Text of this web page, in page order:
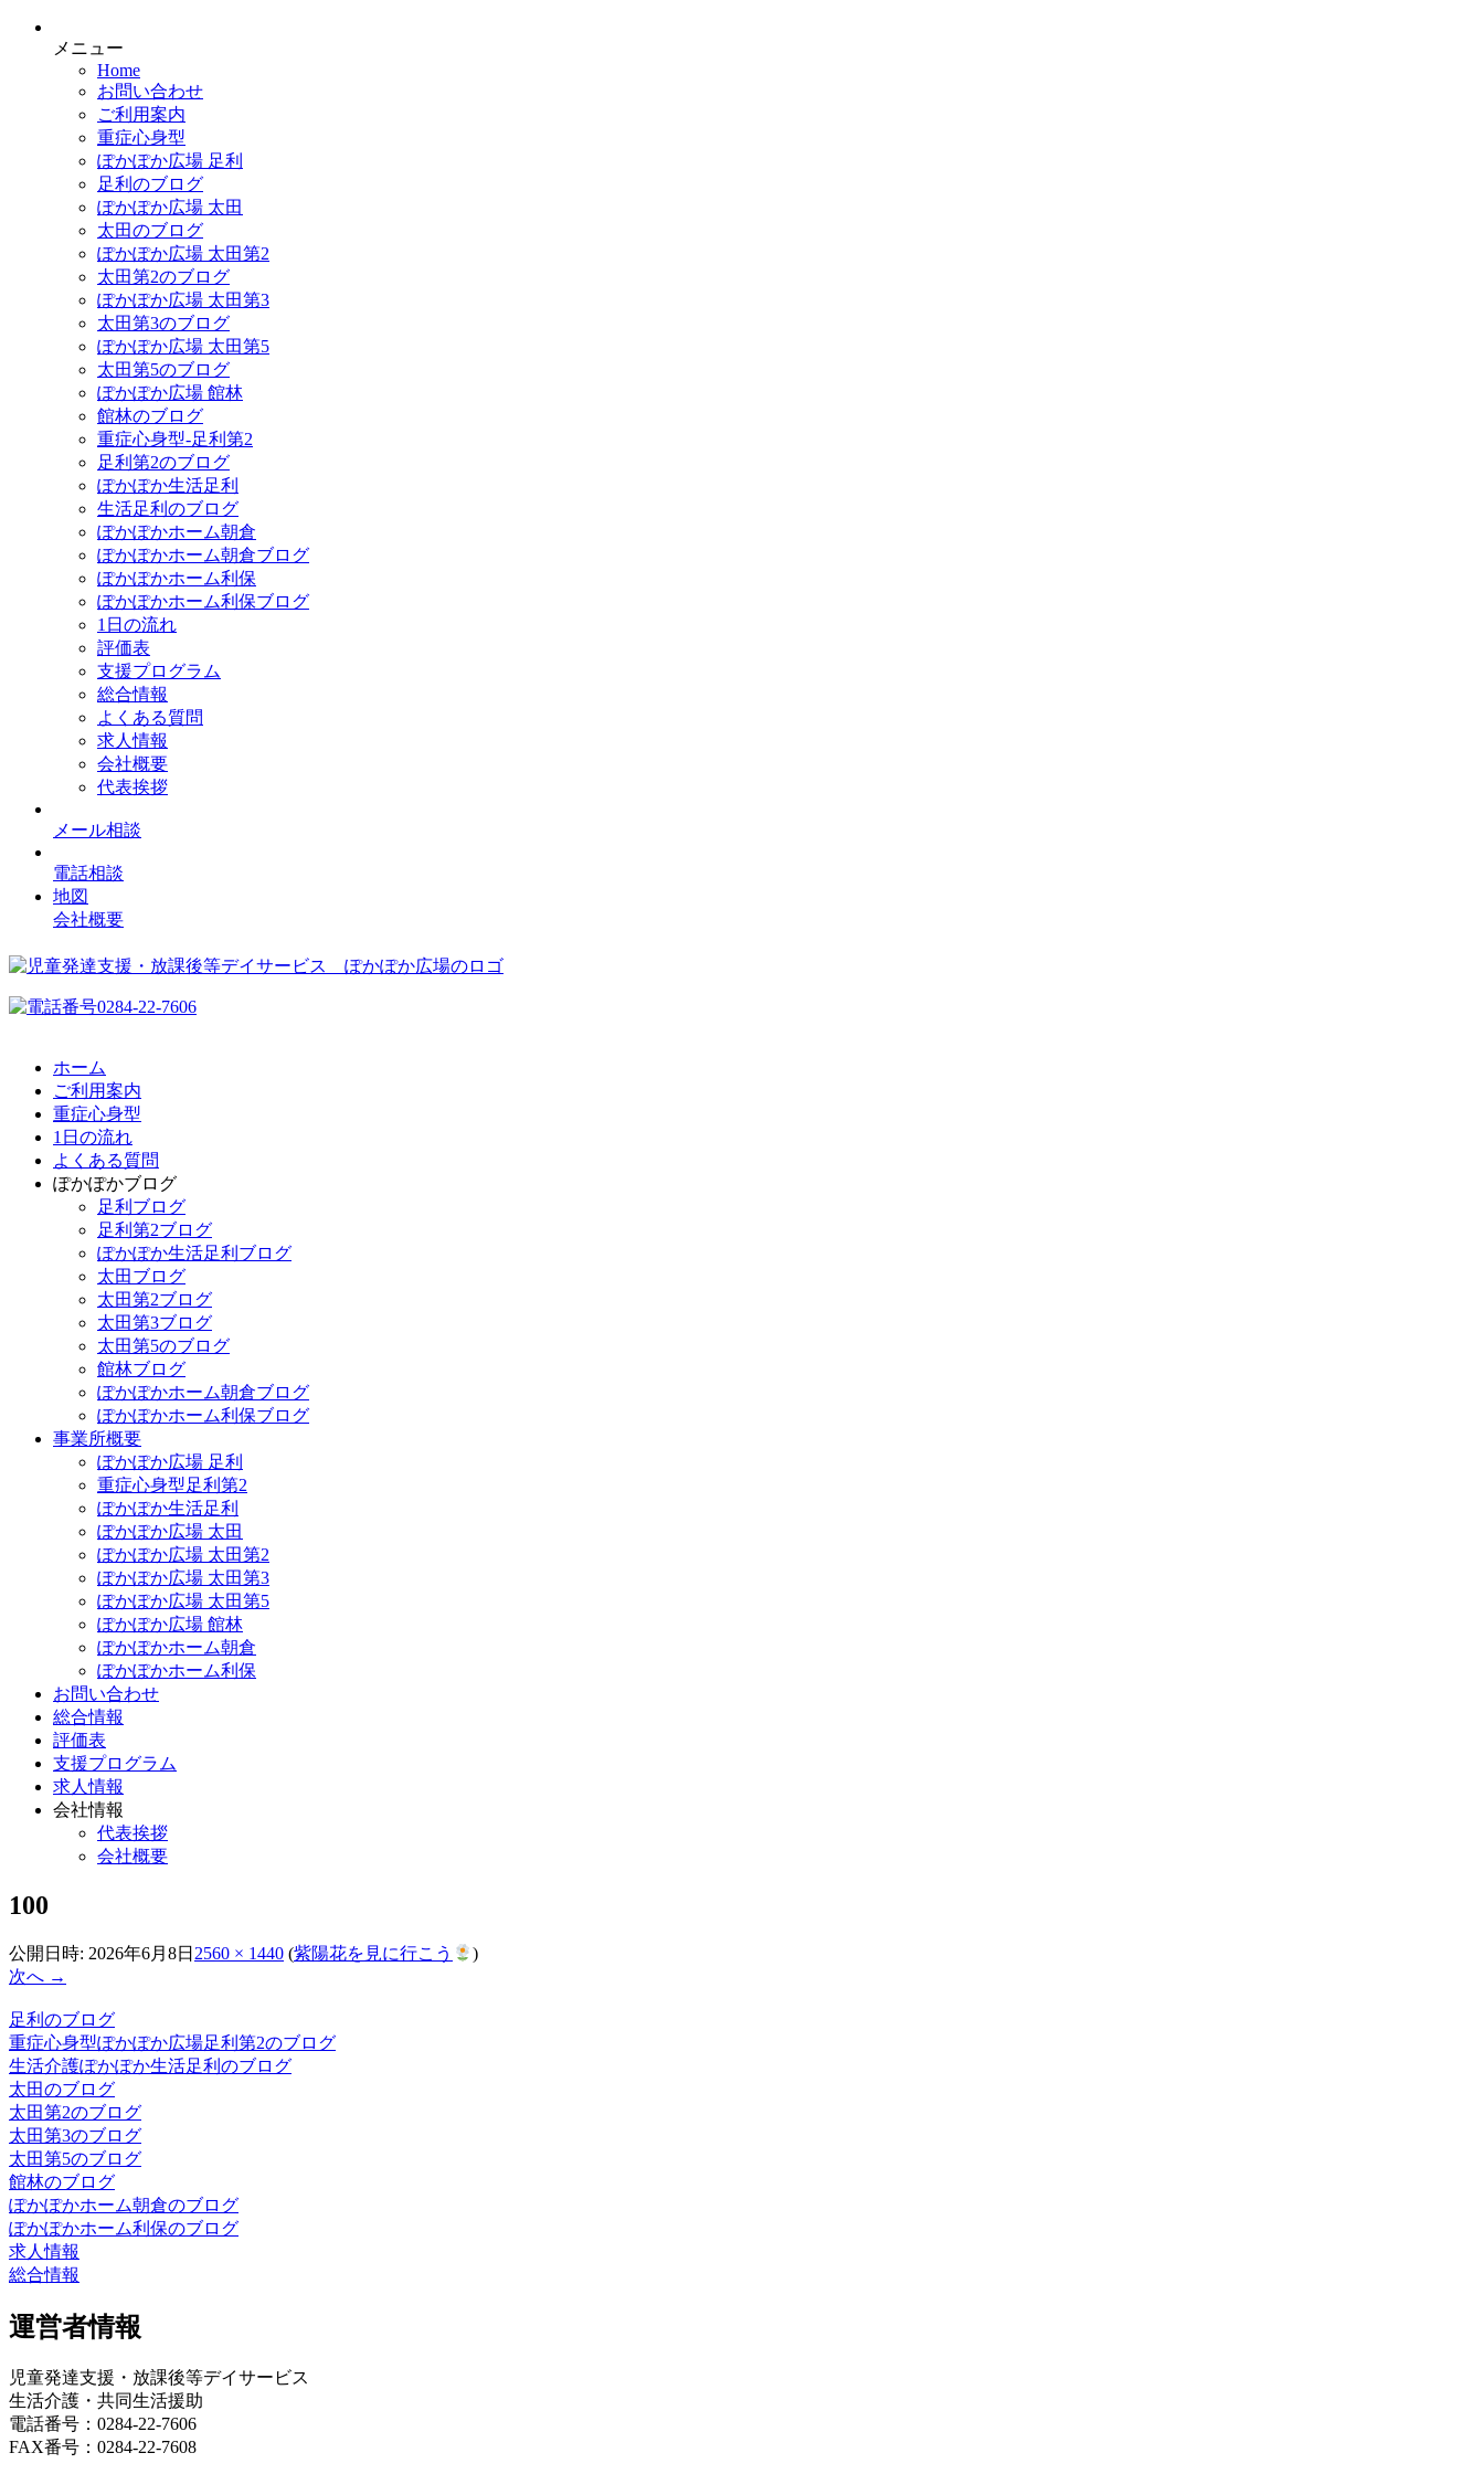
メニュー
Home
お問い合わせ
ご利用案内
重症心身型
ぽかぽか広場 足利
足利のブログ
ぽかぽか広場 太田
太田のブログ
ぽかぽか広場 太田第2
太田第2のブログ
ぽかぽか広場 太田第3
太田第3のブログ
ぽかぽか広場 太田第5
太田第5のブログ
ぽかぽか広場 館林
館林のブログ
重症心身型-足利第2
足利第2のブログ
ぽかぽか生活足利
生活足利のブログ
ぽかぽかホーム朝倉
ぽかぽかホーム朝倉ブログ
ぽかぽかホーム利保
ぽかぽかホーム利保ブログ
1日の流れ
評価表
支援プログラム
総合情報
よくある質問
求人情報
会社概要
代表挨拶
メール相談
電話相談
地図
会社概要
ホーム
ご利用案内
重症心身型
1日の流れ
よくある質問
ぽかぽかブログ
足利ブログ
足利第2ブログ
ぽかぽか生活足利ブログ
太田ブログ
太田第2ブログ
太田第3ブログ
太田第5のブログ
館林ブログ
ぽかぽかホーム朝倉ブログ
ぽかぽかホーム利保ブログ
事業所概要
ぽかぽか広場 足利
重症心身型足利第2
ぽかぽか生活足利
ぽかぽか広場 太田
ぽかぽか広場 太田第2
ぽかぽか広場 太田第3
ぽかぽか広場 太田第5
ぽかぽか広場 館林
ぽかぽかホーム朝倉
ぽかぽかホーム利保
お問い合わせ
総合情報
評価表
支援プログラム
求人情報
会社情報
代表挨拶
会社概要
100
公開日時: 2026年6月8日 2560 × 1440 (紫陽花を見に行こう
)
次へ →
足利のブログ
重症心身型ぽかぽか広場足利第2のブログ
生活介護ぽかぽか生活足利のブログ
太田のブログ
太田第2のブログ
太田第3のブログ
太田第5のブログ
館林のブログ
ぽかぽかホーム朝倉のブログ
ぽかぽかホーム利保のブログ
求人情報
総合情報
運営者情報
児童発達支援・放課後等デイサービス
生活介護・共同生活援助
電話番号：0284-22-7606
FAX番号：0284-22-7608